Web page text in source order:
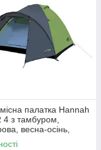
палатка Hannah
4 з тамбуром,
весна-осінь,